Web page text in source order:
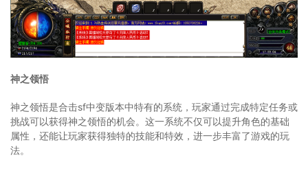
神之领悟
神之领悟是合击sf中变版本中特有的系统，玩家通过完成特定任务或
挑战可以获得神之领悟的机会。这一系统不仅可以提升角色的基础
属性，还能让玩家获得独特的技能和特效，进一步丰富了游戏的玩
法。